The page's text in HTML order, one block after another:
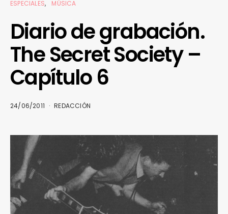
ESPECIALES MÚSICA
Diario de grabación.
The Secret Society –
Capítulo 6
24/06/2011 REDACCIÓN